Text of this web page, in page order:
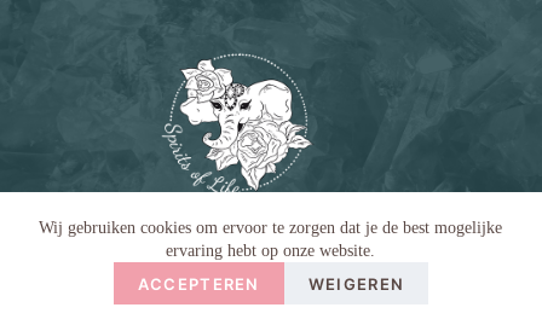
Wij gebruiken cookies om ervoor te zorgen dat je de best mogelijke
ervaring hebt op onze website.
ACCEPTEREN WEIGEREN